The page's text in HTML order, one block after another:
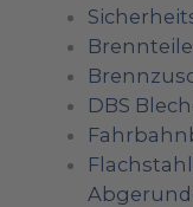
Brennteile
DBS